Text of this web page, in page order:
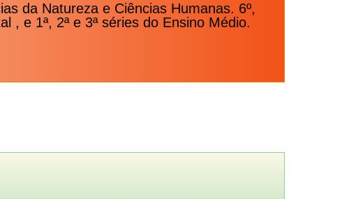
da Natureza e Ciências Humanas. 6º,
, e 1ª, 2ª e 3ª séries do Ensino Médio.